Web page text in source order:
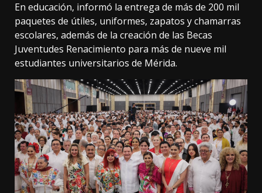
En educación, informó la entrega de más de 200 mil
paquetes de útiles, uniformes, zapatos y chamarras
escolares, además de la creación de las Becas
Juventudes Renacimiento para más de nueve mil
estudiantes universitarios de Mérida.